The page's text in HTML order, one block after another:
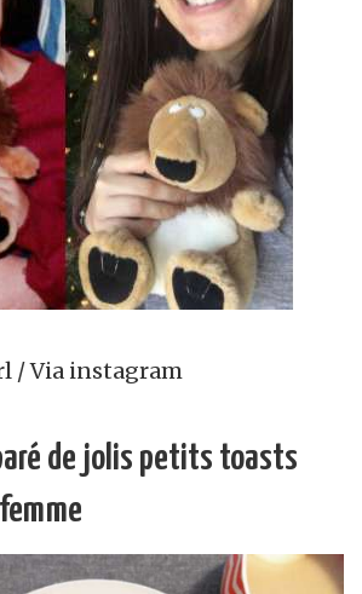
/ Via instagram
de jolis petits toasts